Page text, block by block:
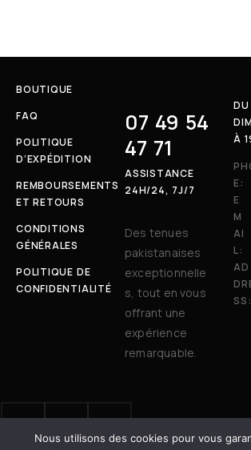
BOUTIQUE
FAQ
POLITIQUE
D’EXPÉDITION
REMBOURSEMENTS
ET RETOURS
CONDITIONS
GÉNÉRALES
POLITIQUE DE
CONFIDENTIALITÉ
07 49 54
47 71
ASSISTANCE
24H/24, 7J/7
Des tenues
pakistanaises
exceptionnelle
s, tout en vous
offrant une
expérience
remarquable.
À
E:
E
M
AI
L:
AD
SS:
Nous utilisons des cookies pour vous